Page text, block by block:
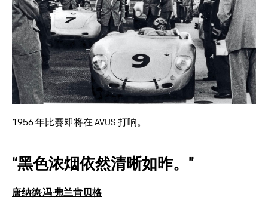
1956 年比赛即将在 AVUS 打响。
“黑色浓烟依然清晰如昨。”
唐纳德·冯·弗兰肯贝格